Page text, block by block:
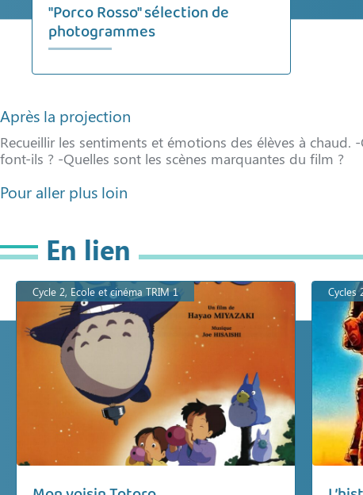
"Porco Rosso" sélection de
photogrammes
Après la projection
Recueillir les sentiments et émotions des élèves à
font-ils ? -Quelles sont les scènes marquantes du film ?
Pour aller plus loin
En lien
Cycle 2, Ecole et cinéma TRIM 1 Cycles